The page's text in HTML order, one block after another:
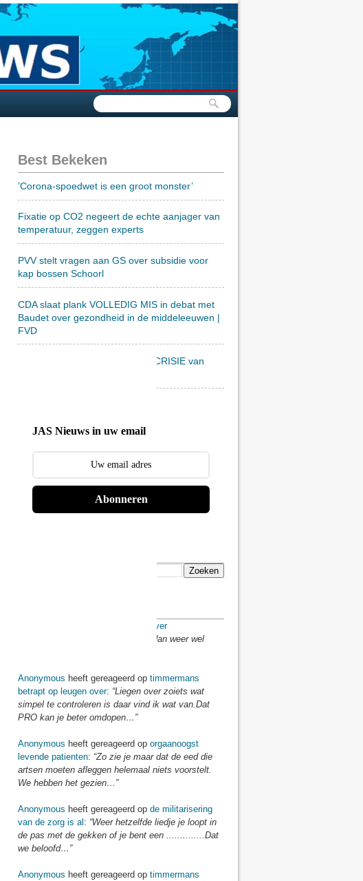
Best Bekeken
’Corona-spoedwet is een groot monster’
Fixatie op CO2 negeert de echte aanjager van
temperatuur, zeggen experts
PVV stelt vragen aan GS over subsidie voor
kap bossen Schoorl
CDA slaat plank VOLLEDIG MIS in debat met
Baudet over gezondheid in de middeleeuwen |
FVD
Baudet toont KEIHARDE HYPOCRISIE van
JAS Nieuws in uw email
Abonneren
over
“Weet je wat dan weer wel
Anonymous heeft gereageerd op timmermans
betrapt op leugen over: “Liegen over zoiets wat
simpel te controleren is daar vind ik wat van.Dat
PRO kan je beter omdopen…”
Anonymous heeft gereageerd op orgaanoogst
levende patienten: “Zo zie je maar dat de eed die
artsen moeten afleggen helemaal niets voorstelt.
We hebben het gezien…”
Anonymous heeft gereageerd op de militarisering
van de zorg is al : “Weer hetzelfde liedje je loopt in
de pas met de gekken of je bent een ..............Dat
we beloofd…”
Anonymous heeft gereageerd op timmermans